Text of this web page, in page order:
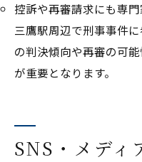
控訴や再審請求にも専
三鷹駅周辺で刑事事件
の判決傾向や再審の可
が重要となります。
SNS・メディ